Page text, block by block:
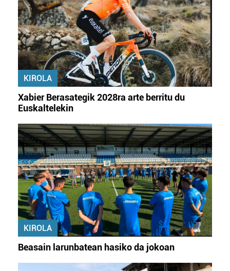
KIROLA
Xabier Berasategik 2028ra arte berritu du
Euskaltelekin
KIROLA
Beasain larunbatean hasiko da jokoan